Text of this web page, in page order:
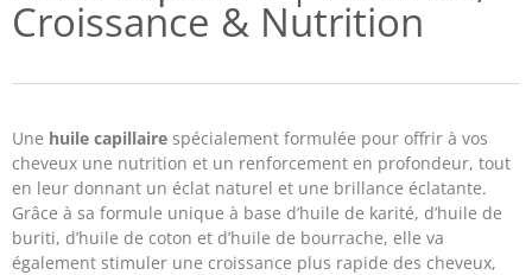
Croissance & Nutrition
Une huile capillaire spécialement formulée pour offrir à vos
cheveux une nutrition et un renforcement en profondeur, tout
en leur donnant un éclat naturel et une brillance éclatante.
Grâce à sa formule unique à base d’huile de karité, d’huile de
buriti, d’huile de coton et d’huile de bourrache, elle va
également stimuler une croissance plus rapide des cheveux,